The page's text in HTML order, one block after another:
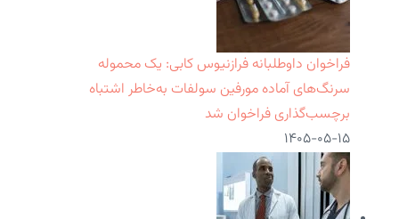
فراخوان داوطلبانه فرازنیوس کابی: یک محموله
سرنگ‌های آماده مورفین سولفات به‌خاطر اشتباه
برچسب‌گذاری فراخوان شد
۱۴۰۵-۰۵-۱۵